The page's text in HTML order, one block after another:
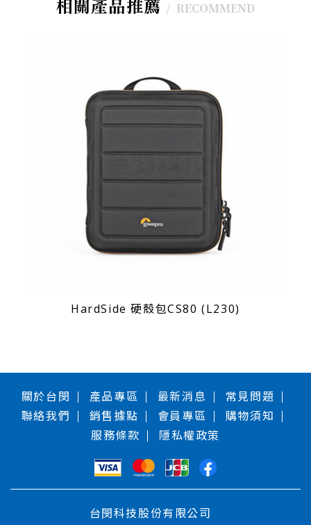
相關產品推薦 RECOMMEND
HardSide 硬殼包CS80 (L230)
關於台閔 產品專區 最新消息
常見問題
聯絡我們
銷售據點 會員專區
購物須知
服務條款
隱私權政策
台閔科技股份有限公司